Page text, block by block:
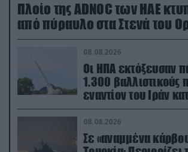
Πλοίο της ADNOC των ΗΑΕ
από πύραυλο στα Στενά του
08.08.2026
Οι ΗΠΑ εκτόξευσαν
1.300 βαλλιστικούς
εναντίον του Ιράν
διάρκεια του
08.08.2026
Σε «αναμμένα